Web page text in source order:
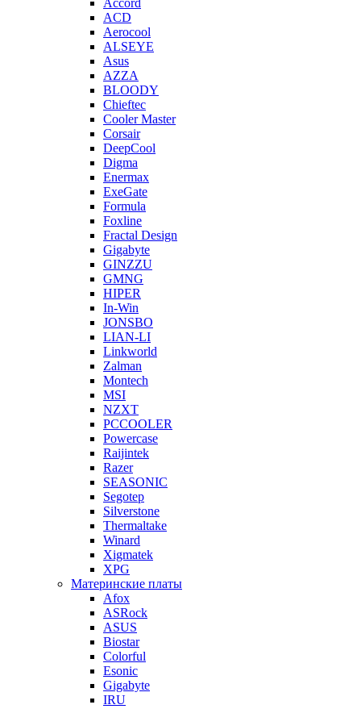
Accord
ACD
Aerocool
ALSEYE
Asus
AZZA
BLOODY
Chieftec
Cooler Master
Corsair
DeepCool
Digma
Enermax
ExeGate
Formula
Foxline
Fractal Design
Gigabyte
GINZZU
GMNG
HIPER
In-Win
JONSBO
LIAN-LI
Linkworld
Zalman
Montech
MSI
NZXT
PCCOOLER
Powercase
Raijintek
Razer
SEASONIC
Segotep
Silverstone
Thermaltake
Winard
Xigmatek
XPG
Материнские платы
Afox
ASRock
ASUS
Biostar
Colorful
Esonic
Gigabyte
IRU